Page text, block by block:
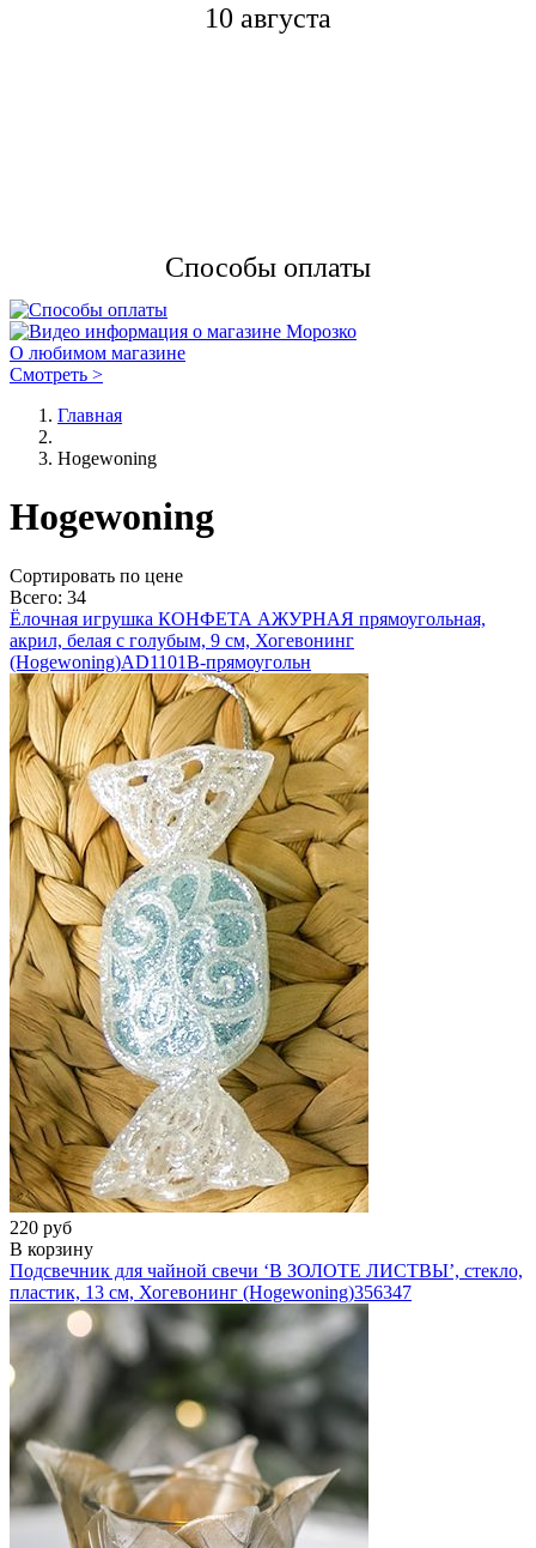
10 августа
Способы оплаты
О любимом магазине
Смотреть >
Главная
Hogewoning
Hogewoning
Cортировать по цене
Всего: 34
Ёлочная игрушка КОНФЕТА АЖУРНАЯ прямоугольная,
акрил, белая с голубым, 9 см, Хогевонинг
(Hogewoning)AD1101B-прямоугольн
220 руб
В корзину
Подсвечник для чайной свечи ‘В ЗОЛОТЕ ЛИСТВЫ’, стекло,
пластик, 13 см, Хогевонинг (Hogewoning)356347